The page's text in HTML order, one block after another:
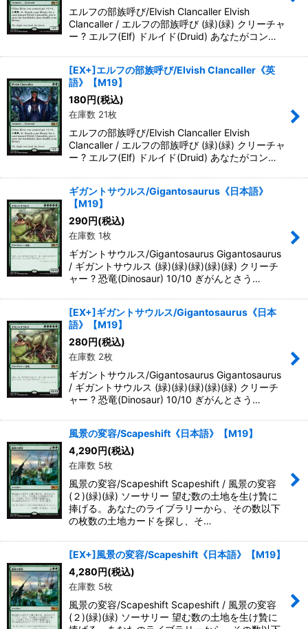
エルフの部族呼び/Elvish Clancaller Elvish
Clancaller / エルフの部族呼び (緑)(緑) クリーチャ
ー ? エルフ(Elf) ドルイド(Druid) あなたがコン…
[EX+]エルフの部族呼び/Elvish Clancaller《英
語》【M19】
180円(税込)
在庫数 21枚
エルフの部族呼び/Elvish Clancaller Elvish
Clancaller / エルフの部族呼び (緑)(緑) クリーチャ
ー ? エルフ(Elf) ドルイド(Druid) あなたがコン…
ギガントサウルス/Gigantosaurus《日本語》
【M19】
290円(税込)
在庫数 1枚
ギガントサウルス/Gigantosaurus Gigantosaurus
/ ギガントサウルス (緑)(緑)(緑)(緑)(緑) クリーチ
ャー ? 恐竜(Dinosaur) 10/10 ぎがんとさう…
[EX+]ギガントサウルス/Gigantosaurus《日本
語》【M19】
280円(税込)
在庫数 2枚
ギガントサウルス/Gigantosaurus Gigantosaurus
/ ギガントサウルス (緑)(緑)(緑)(緑)(緑) クリーチ
ャー ? 恐竜(Dinosaur) 10/10 ぎがんとさう…
風景の変容/Scapeshift《日本語》【M19】
4,290円(税込)
在庫数 5枚
風景の変容/Scapeshift Scapeshift / 風景の変容
(２)(緑)(緑) ソーサリー 望む数の土地を生け贄に
捧げる。あなたのライブラリーから、その数以下
の枚数の土地カードを探し、そ…
[EX+]風景の変容/Scapeshift《日本語》【M19】
4,280円(税込)
在庫数 5枚
風景の変容/Scapeshift Scapeshift / 風景の変容
(２)(緑)(緑) ソーサリー 望む数の土地を生け贄に